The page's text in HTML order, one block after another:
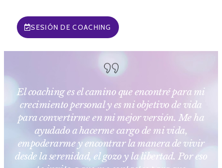
SESIÓN DE COACHING
El coaching es el camino que encontré para mi
crecimiento personal y es mi objetivo de vida
para convertirme en mi mejor versión. Me ha
ayudado a hacerme cargo de mi vida,
empoderarme y encontrar la manera de vivir
desde la serenidad, el gozo y la libertad. Por eso